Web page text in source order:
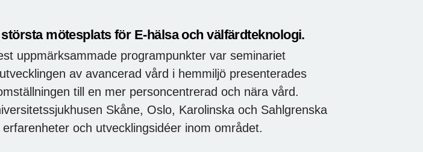
mötesplats för E-hälsa och välfärdteknologi.
uppmärksammade programpunkter var seminariet
av avancerad vård i hemmiljö presenterades
till en mer personcentrerad och nära vård.
Skåne, Oslo, Karolinska och Sahlgrenska
och utvecklingsidéer inom området.